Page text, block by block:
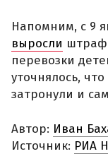
Напомним, с 9
выросли
перевозки
уточнялось,
затронули и
Автор: Иван
Источник: РИА